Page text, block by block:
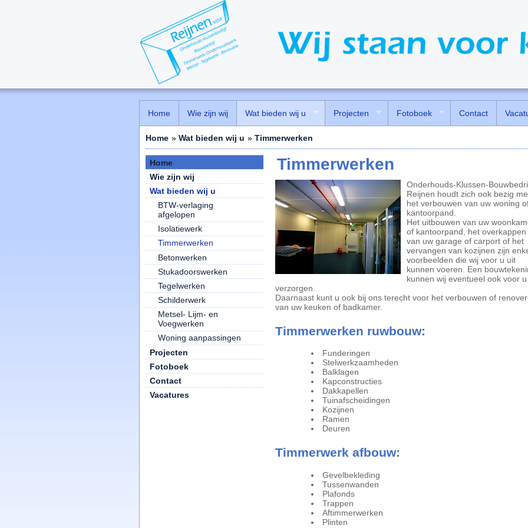
Home » Wat bieden wij u » Timmerwerken
Home
Wie zijn wij
Wat bieden wij u
BTW-verlaging
afgelopen
Isolatiewerk
Timmerwerken
Betonwerken
Stukadoorswerken
Tegelwerken
Schilderwerk
Metsel- Lijm- en
Voegwerken
Woning aanpassingen
Projecten
Fotoboek
Contact
Vacatures
Timmerwerken
Onderhouds-Klussen-
Reijnen houdt zich ook bezig
het verbouwen van uw woning
kantoorpand.
Het uitbouwen van uw
of kantoorpand, het overkappen
van uw garage of carport of het
vervangen van kozijnen zijn
voorbeelden die wij voor u uit
kunnen voeren. Een
kunnen wij eventueel ook voor u
verzorgen.
Daarnaast kunt u ook bij ons terecht voor het verbouwen of
van uw keuken of badkamer.
Timmerwerken ruwbouw:
Funderingen
Stelwerkzaamheden
Balklagen
Kapconstructies
Dakkapellen
Tuinafscheidingen
Kozijnen
Ramen
Deuren
Timmerwerk afbouw:
Gevelbekleding
Tussenwanden
Plafonds
Trappen
Aftimmerwerken
Plinten
Home Wie zijn wij Wat bieden wij u Projecten Fotoboek Contact